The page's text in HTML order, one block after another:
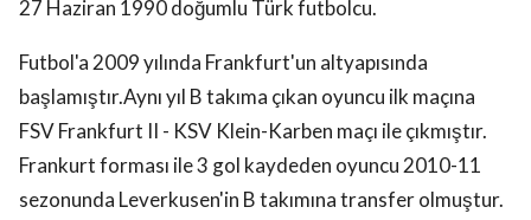
27 Haziran 1990 doğumlu Türk futbolcu.
Futbol'a 2009 yılında Frankfurt'un altyapısında
başlamıştır.Aynı yıl B takıma çıkan oyuncu ilk maçına
FSV Frankfurt II - KSV Klein-Karben maçı ile çıkmıştır.
Frankurt forması ile 3 gol kaydeden oyuncu 2010-11
sezonunda Leverkusen'in B takımına transfer olmuştur.